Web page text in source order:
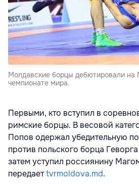
Молдавские борцы дебютировали
чемпионате мира.
Первыми, кто вступил в
римские борцы. В весовой
Попов одержал убедительную
против польского борца
затем уступил россиянину
передаетtvrmoldova.md.